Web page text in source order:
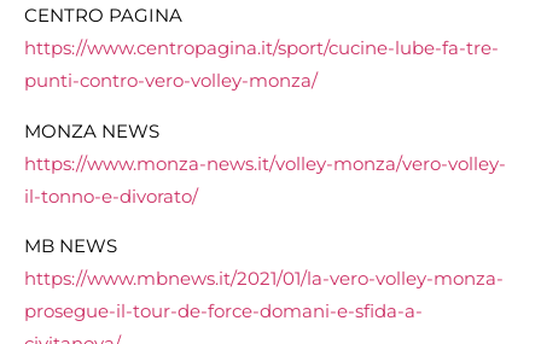
CENTRO PAGINA
https://www.centropagina.it/sport/cucine-lube-fa-tre-
punti-contro-vero-volley-monza/
MONZA NEWS
https://www.monza-news.it/volley-monza/vero-volley-
il-tonno-e-divorato/
MB NEWS
https://www.mbnews.it/2021/01/la-vero-volley-monza-
prosegue-il-tour-de-force-domani-e-sfida-a-